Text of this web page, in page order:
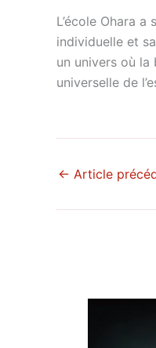
L’école Ohara
individuelle et
un univers où
universelle de
← Article